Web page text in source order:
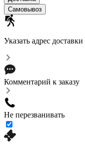
Cамовывоз
Указать адрес доставки
Комментарий к заказу
Не перезванивать